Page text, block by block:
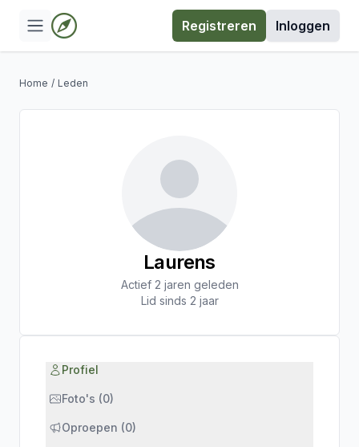
Registreren Inloggen
Home / Leden
Laurens
Actief 2 jaren geleden
Lid sinds 2 jaar
Profiel
Foto's (0)
Oproepen (0)